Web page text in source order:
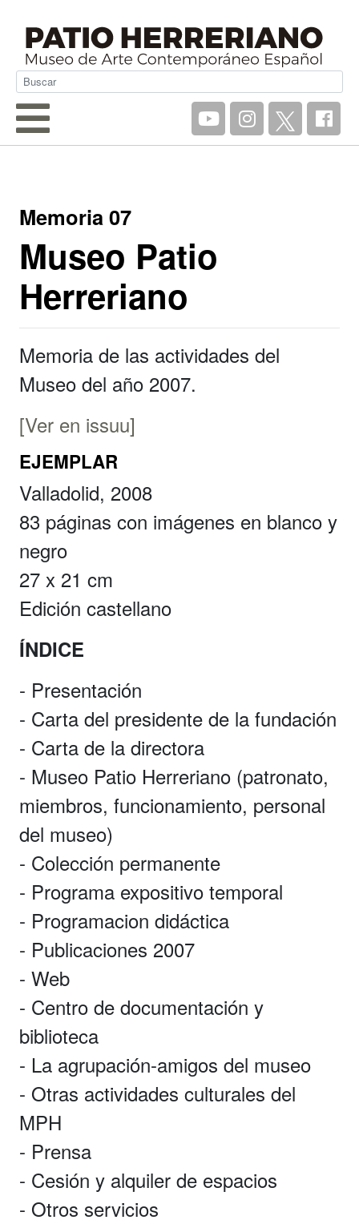
Memoria 07
Museo Patio
Herreriano
Memoria de las actividades del
Museo del año 2007.
[Ver en issuu]
EJEMPLAR
Valladolid, 2008
83 páginas con imágenes en blanco y
negro
27 x 21 cm
Edición castellano
ÍNDICE
- Presentación
- Carta del presidente de la fundación
- Carta de la directora
- Museo Patio Herreriano (patronato,
miembros, funcionamiento, personal
del museo)
- Colección permanente
- Programa expositivo temporal
- Programacion didáctica
- Publicaciones 2007
- Web
- Centro de documentación y
biblioteca
- La agrupación-amigos del museo
- Otras actividades culturales del
MPH
- Prensa
- Cesión y alquiler de espacios
- Otros servicios